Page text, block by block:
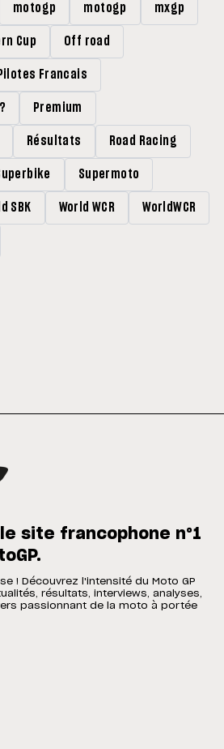
motogp motogp mxgp
Cup Off road
Pilotes Francais
Premium
Résultats Road Racing
Supermoto
SBK World WCR WorldWCR
site francophone n°1
! Découvrez l'intensité du Moto GP
résultats, interviews, analyses,
passionnant de la moto à portée